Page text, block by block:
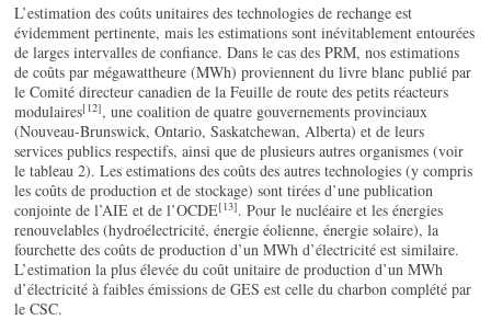
L’estimation des coûts unitaires des technologies de rechange est
évidemment pertinente, mais les estimations sont inévitablement entourées
de larges intervalles de confiance. Dans le cas des PRM, nos estimations
de coûts par mégawattheure (MWh) proviennent du livre blanc publié par
le Comité directeur canadien de la Feuille de route des petits réacteurs
modulaires[12], une coalition de quatre gouvernements provinciaux
(Nouveau-Brunswick, Ontario, Saskatchewan, Alberta) et de leurs
services publics respectifs, ainsi que de plusieurs autres organismes (voir
le tableau 2). Les estimations des coûts des autres technologies (y compris
les coûts de production et de stockage) sont tirées d’une publication
conjointe de l’AIE et de l’OCDE[13]. Pour le nucléaire et les énergies
renouvelables (hydroélectricité, énergie éolienne, énergie solaire), la
fourchette des coûts de production d’un MWh d’électricité est similaire.
L’estimation la plus élevée du coût unitaire de production d’un MWh
d’électricité à faibles émissions de GES est celle du charbon complété par
le CSC.